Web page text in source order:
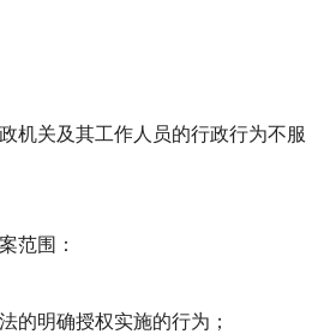
机关及其工作人员的行政行为不
范围：
的明确授权实施的行为；